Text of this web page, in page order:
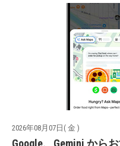
2026年08月07日( 金 )
Google、Gemini から